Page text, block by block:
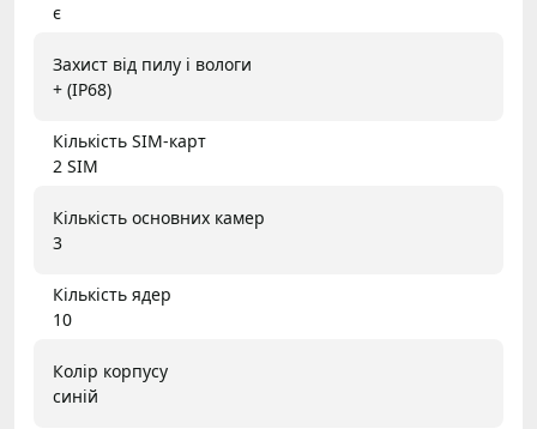
є
Захист від пилу і вологи
+ (IP68)
Кількість SIM-карт
2 SIM
Кількість основних камер
3
Кількість ядер
10
Колір корпусу
синій